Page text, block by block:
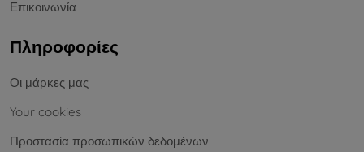
Επικοινωνία
Πληροφορίες
Οι μάρκες μας
Your cookies
Προστασία προσωπικών δεδομένων